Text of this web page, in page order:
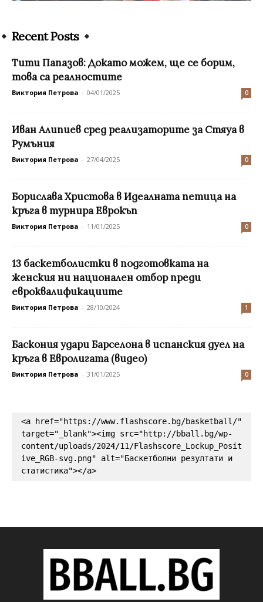
Recent Posts
Тити Папазов: Докато можем, ще се борим,
това са реалностите
Виктория Петрова - 04/01/2025 0
Иван Алипиев сред реализаторите за Стяуа в
Румъния
Виктория Петрова - 27/04/2025 0
Борислава Христова в Идеалната петица на
кръга в турнира Еврокъп
Виктория Петрова - 11/01/2025 0
13 баскетболистки в подготовката на
женския ни национален отбор преди
евроквалификациите
Виктория Петрова - 28/10/2024 1
Баскония удари Барселона в испанския дуел на
кръга в Евролигата (видео)
Виктория Петрова - 31/01/2025 0
<a href="https://www.flashscore.bg/basketball/"
target="_blank"><img src="http://bball.bg/wp-
content/uploads/2024/11/Flashscore_Lockup_Posit
ive_RGB-svg.png" alt="Баскетболни резултати и
статистика"></a>